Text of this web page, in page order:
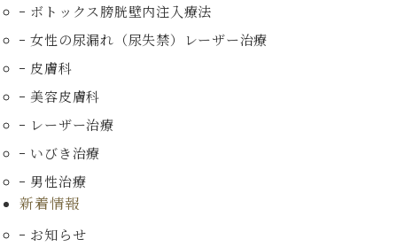
ボトックス膀胱壁内注入療法
女性の尿漏れ（尿失禁）
レーザー治療
皮膚科
美容皮膚科
レーザー治療
いびき治療
男性治療
新着情報
お知らせ